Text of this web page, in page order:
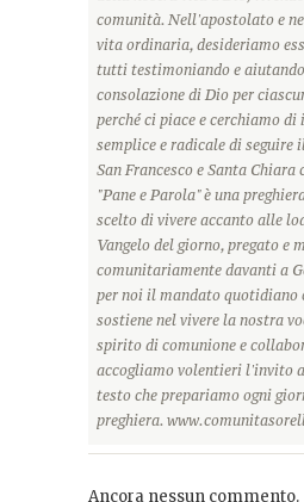
comunità. Nell'apostolato e
vita ordinaria, desideriamo
tutti testimoniando e
consolazione di Dio per
perché ci piace e cerchiamo
semplice e radicale di seguire
San Francesco e Santa
"Pane e Parola" è una
scelto di vivere accanto alle
Vangelo del giorno, pregato e
comunitariamente davanti a
per noi il mandato quotidiano
sostiene nel vivere la nostra
spirito di comunione e
accogliamo volentieri l'invito
testo che prepariamo ogni
preghiera.
Ancora nessun commento.